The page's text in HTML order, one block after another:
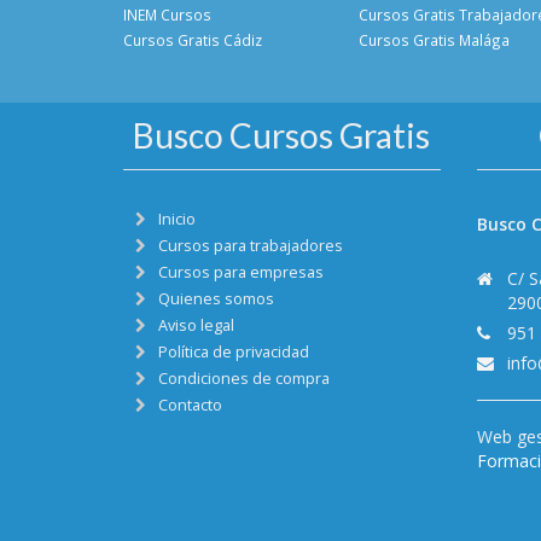
INEM Cursos
Cursos Gratis Cádiz
Cursos Gratis
Cursos Gratis Malága
Busco Cursos Gratis
Inicio
Cursos para trabajadores
Cursos para empresas
Quienes somos
Aviso legal
Política de privacidad
Condiciones de compra
Contacto
Busco
C/
951
Web